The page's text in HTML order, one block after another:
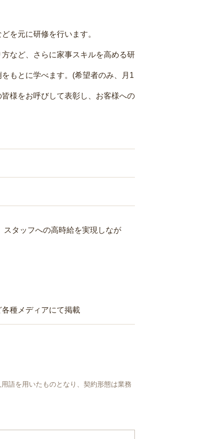
を元に研修を行います。
など、さらに家事スキルを高める研
もとに学べます。(希望者のみ、月1
様をお呼びして表彰し、お客様への
タッフへの高時給を実現しなが
種メディアにて掲載
語を用いたものとなり、契約形態は業務